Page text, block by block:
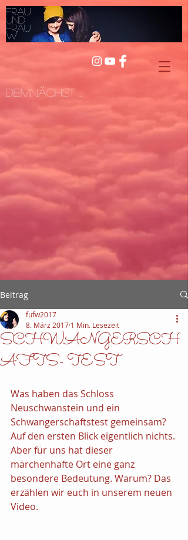
Frau
und
Frau
W
Demnächst ...
Beitrag
SCHWANGERSCH
AFTS- TEST
fufw2017
8. März 2017 1 Min. Lesezeit
Was haben das Schloss
Neuschwanstein und ein
Schwangerschaftstest gemeinsam?
Auf den ersten Blick eigentlich nichts.
Aber für uns hat dieser
märchenhafte Ort eine ganz
besondere Bedeutung. Warum? Das
erzählen wir euch in unserem neuen
Video.